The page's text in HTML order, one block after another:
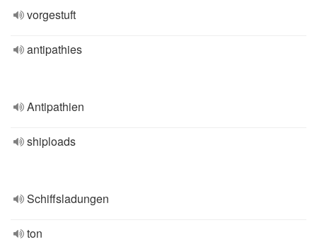
vorgestuft
antipathies
Antipathien
shiploads
Schiffsladungen
ton